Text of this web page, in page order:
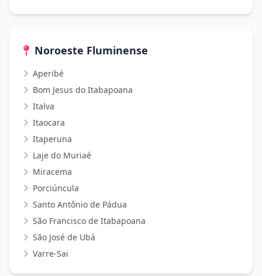
Noroeste Fluminense
Aperibé
Bom Jesus do Itabapoana
Italva
Itaocara
Itaperuna
Laje do Muriaé
Miracema
Porciúncula
Santo Antônio de Pádua
São Francisco de Itabapoana
São José de Ubá
Varre-Sai